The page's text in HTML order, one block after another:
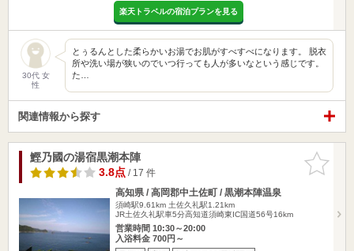
楽天トラベルの宿泊プランを見る
30代 女
性
とぅるんとした柔らかいお湯でお肌がすべすべになります。 脱衣
所や洗い場が狭いのでいつ行っても人が多いなという感じです。
た…
関連情報から探す
お気に入
りに追加
鰹乃國の湯宿黒潮本陣
3.8点/ 17 件
高知県 / 高岡郡中土佐町 / 黒潮本陣温泉
須崎駅9.61km 土佐久礼駅1.21km
JR土佐久礼駅車5分高知道須崎東IC国道56号16km
営業時間 10:30～20:00
入浴料金 700円～